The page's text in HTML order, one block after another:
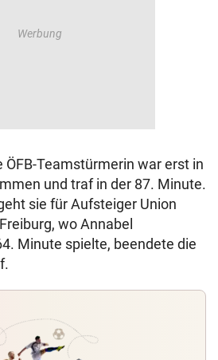
ÖFB-Teamstürmerin war erst in
und traf in der 87. Minute.
sie für Aufsteiger Union
wo Annabel
Minute spielte, beendete die